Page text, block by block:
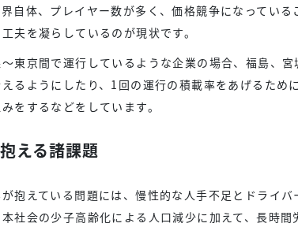
自体、プレイヤー数が多く、価格競争になってい
夫を凝らしているのが現状です。
東京間で運行しているような企業の場合、福島、
るようにしたり、1回の運行の積載率をあげるため
をするなどをしています。
える諸課題
抱えている問題には、慢性的な人手不足とドライ
社会の少子高齢化による人口減少に加えて、長時